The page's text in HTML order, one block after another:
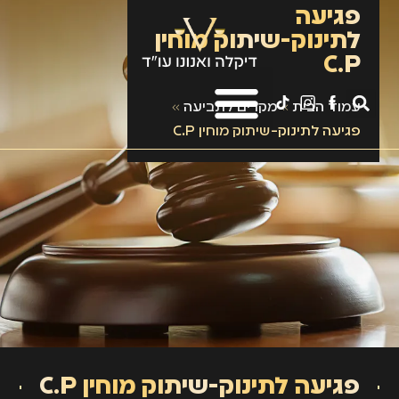
פגיעה
לתינוק-שיתוק מוחין
C.P
עמוד הבית»מקרים לתביעה»
פגיעה לתינוק-שיתוק מוחין C.P
פגיעה לתינוק-שיתוק מוחין C.P